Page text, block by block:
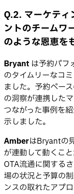
Q.2. マーケティ
ントのチームワ
のような恩恵を
Bryant は予約パフ
のタイムリーなコ
ました。予約ペー
の洞察が連携した
つながった事例を
示しました。
AmberはBryantの
が連動して動くこ
OTA流通に関する
場の状況と予算の
ンスの取れたアプ